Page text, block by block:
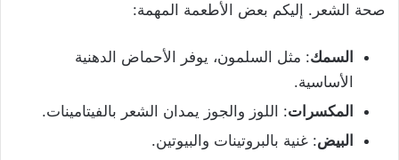
صحة الشعر. إليكم بعض الأطعمة المهمة:
السمك: مثل السلمون، يوفر الأحماض الدهنية
الأساسية.
المكسرات: اللوز والجوز يمدان الشعر بالفيتامينات.
البيض: غنية بالبروتينات والبيوتين.